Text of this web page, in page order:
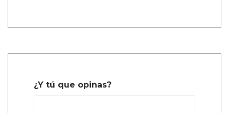
¿Y tú que opinas?